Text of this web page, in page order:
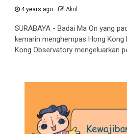
4 years ago Akol
SURABAYA - Badai Ma On yang
kemarin menghempas Hong Kong
Kong Observatory mengeluarkan